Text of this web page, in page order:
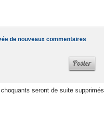
de nouveaux commentaires
choquants seront de suite supprimés